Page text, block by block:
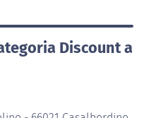
Discount a